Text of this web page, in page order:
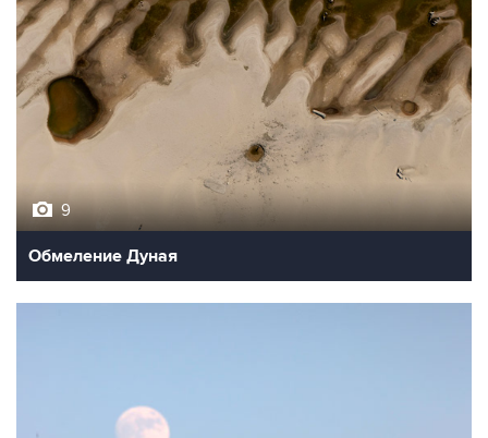
9
Обмеление Дуная